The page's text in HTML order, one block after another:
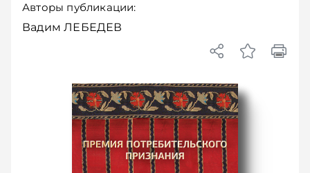
Авторы публикации:
Вадим ЛЕБЕДЕВ